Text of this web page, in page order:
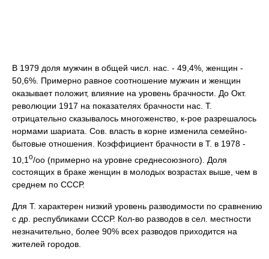
В 1979 доля мужчин в общей числ. нас. - 49,4%, женщин -
50,6%. Примерно равное соотношение мужчин и женщин
оказывает положит, влияние на уровень брачности. До Окт.
революции 1917 на показателях брачности нас. Т.
отрицательно сказывалось многоженство, к-рое разрешалось
нормами шариата. Сов. власть в корне изменила семейно-
бытовые отношения. Коэффициент брачности в Т. в 1978 -
10,1 o/оо (примерно на уровне среднесоюзного). Доля
состоящих в браке женщин в молодых возрастах выше, чем в
среднем по СССР.
Для Т. характерен низкий уровень разводимости по сравнению
с др. республиками СССР. Кол-во разводов в сел. местности
незначительно, более 90% всех разводов приходится на
жителей городов.